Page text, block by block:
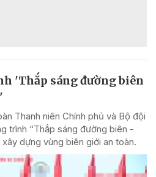
'Thắp sáng đường biên
Thanh niên Chính phủ và Bộ đội
trình “Thắp sáng đường biên -
dựng vùng biên giới an toàn.